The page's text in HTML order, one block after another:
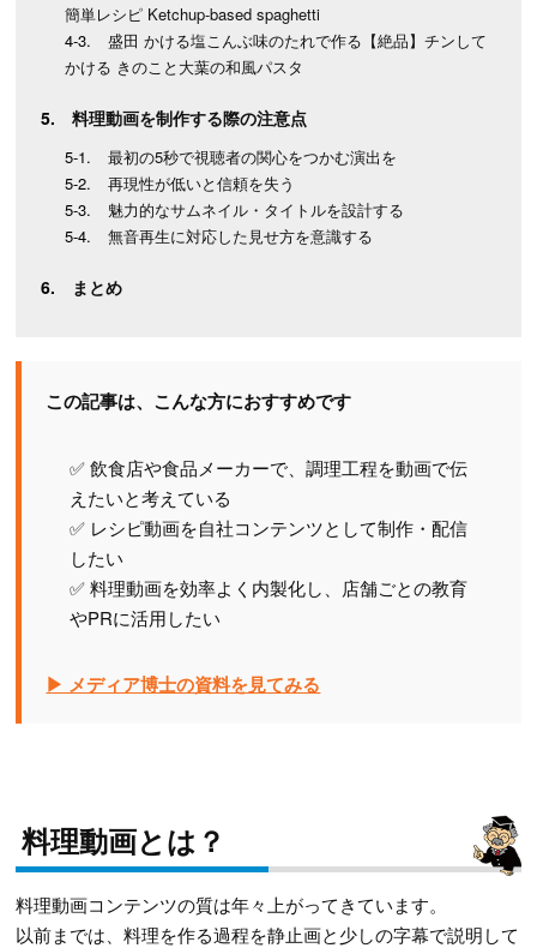
簡単レシピ Ketchup-based spaghetti
盛田 かける塩こんぶ味のたれで作る【絶品】チンして
かける きのこと大葉の和風パスタ
料理動画を制作する際の注意点
最初の5秒で視聴者の関心をつかむ演出を
再現性が低いと信頼を失う
魅力的なサムネイル・タイトルを設計する
無音再生に対応した見せ方を意識する
まとめ
この記事は、こんな方におすすめです
✅ 飲食店や食品メーカーで、調理工程を動画で伝
えたいと考えている
✅ レシピ動画を自社コンテンツとして制作・配信
したい
✅ 料理動画を効率よく内製化し、店舗ごとの教育
やPRに活用したい
▶ メディア博士の資料を見てみる
料理動画とは？
料理動画コンテンツの質は年々上がってきています。
以前までは、料理を作る過程を静止画と少しの字幕で説明して